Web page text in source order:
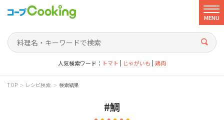
MENU
人気検索ワード： トマト じゃがいも 鶏肉
TOP > レシピ検索 > 検索結果
#鯛